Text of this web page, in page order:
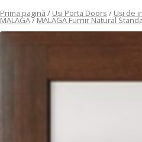
Prima pagină / Uși Porta Doors / Uși de
MALAGA/MALAGA Furnir Natural